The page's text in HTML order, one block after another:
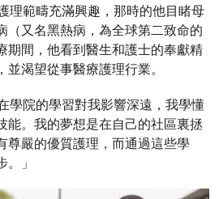
理範疇充滿興趣，那時的他目睹母
（又名黑熱病，為全球第二致命的
期間，他看到醫生和護士的奉獻精
渴望從事醫療護理行業。
學院的學習對我影響深遠，我學懂
能。我的夢想是在自己的社區裏拯
尊嚴的優質護理，而通過這些學
」